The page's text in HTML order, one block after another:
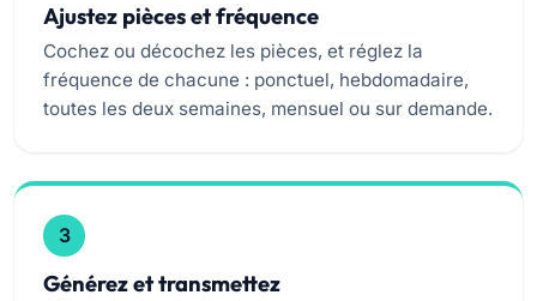
Ajustez pièces et fréquence
Cochez ou décochez les pièces, et réglez la
fréquence de chacune : ponctuel, hebdomadaire,
toutes les deux semaines, mensuel ou sur demande.
3
Générez et transmettez